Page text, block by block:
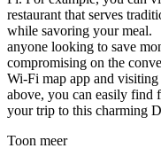
restaurant that serves
while savoring your
anyone looking to save
compromising on the
Wi-Fi map app and visiting
above, you can easily find
your trip to this charming
Toon meer